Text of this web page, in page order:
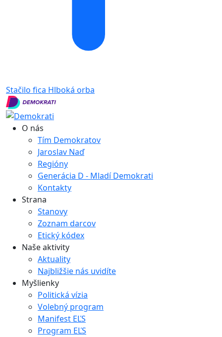
Stačilo fica Hlboká orba
O nás
Tím Demokratov
Jaroslav Naď
Regióny
Generácia D - Mladí Demokrati
Kontakty
Strana
Stanovy
Zoznam darcov
Etický kódex
Naše aktivity
Aktuality
Najbližšie nás uvidíte
Myšlienky
Politická vízia
Volebný program
Manifest EĽS
Program EĽS